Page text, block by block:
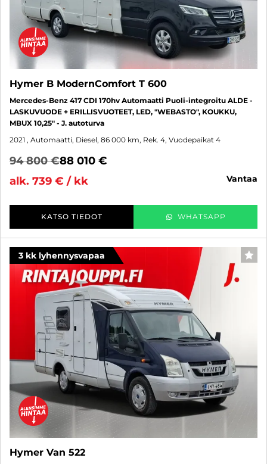
Hymer B ModernComfort T 600
Mercedes-Benz 417 CDI 170hv Automaatti Puoli-integroitu ALDE -
LASKUVUODE + ERILLISVUOTEET, LED, "WEBASTO", KOUKKU,
MBUX 10,25" - J. autoturva
2021 , Automaatti, Diesel, 86 000 km, Rek. 4, Vuodepaikat 4
94 800 €88 010 €
alk. 739 € / kk
vantaa
KATSO TIEDOT WHATSAPP
3 kk lyhennysvapaa
Hymer Van 522